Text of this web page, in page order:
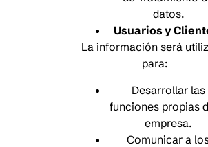
datos.
Usuarios y
La información será
para:
Desarrollar las
funciones propias
empresa.
Comunicar a